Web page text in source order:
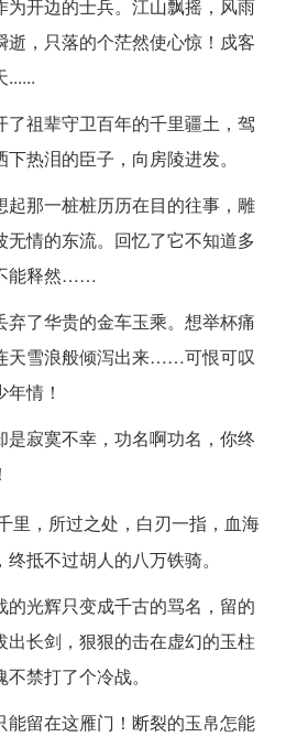
为开边的士兵。江山飘摇，风雨
，只落的个茫然使心惊！戍客
......
了祖辈守卫百年的千里疆土，驾
热泪的臣子，向房陵进发。
起那一桩桩历历在目的往事，雕
情的东流。回忆了它不知道多
能释然……
弃了华贵的金车玉乘。想举杯痛
天雪浪般倾泻出来……可恨可叹
情！
是寂寞不幸，功名啊功名，你终
里，所过之处，白刃一指，血海
抵不过胡人的八万铁骑。
光辉只变成千古的骂名，留的
长剑，狠狠的击在虚幻的玉柱
禁打了个冷战。
能留在这雁门！断裂的玉帛怎能